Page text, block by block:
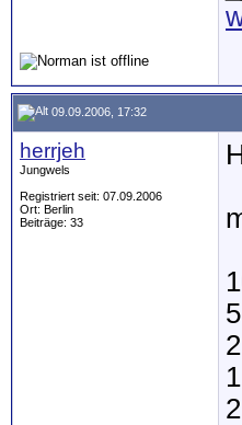
09.09.2006, 17:32
herrjeh
Jungwels
Registriert seit: 07.09.2006
Ort: Berlin
Beiträge: 33